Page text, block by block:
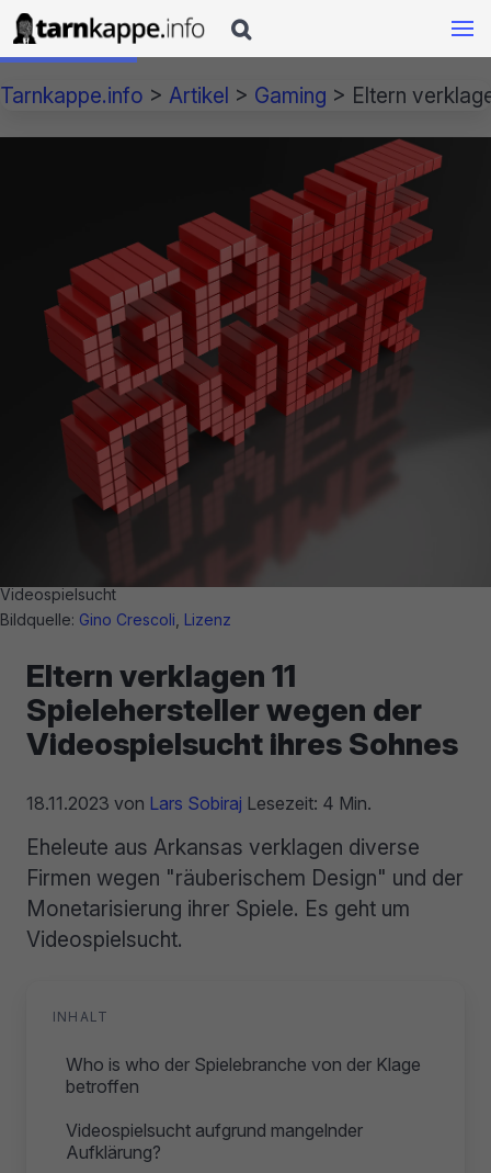

Tarnkappe.info > Artikel > Gaming > Eltern
Videospielsucht
Bildquelle: Gino Crescoli Lizenz
Eltern verklagen 11
Spielehersteller wegen der
Videospielsucht ihres Sohnes
18.11.2023 von Lars Sobiraj Lesezeit: 4 Min.
Eheleute aus Arkansas verklagen diverse
Firmen wegen "räuberischem Design" und der
Monetarisierung ihrer Spiele. Es geht um
Videospielsucht.
INHALT
Who is who der Spielebranche von der Klage
betroffen
Videospielsucht aufgrund mangelnder
Aufklärung?